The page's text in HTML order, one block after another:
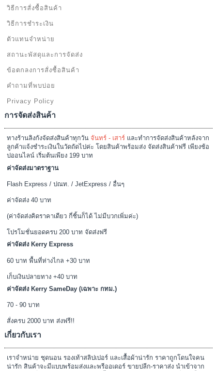
วิธีการสั่งซื้อสินค้า
วิธีการชำระเงิน
ตัวแทนจำหน่าย
สถานะพัสดุและการจัดส่ง
ข้อตกลงการสั่งซื้อสินค้า
คำถามที่พบบ่อย
Privacy Policy
การจัดส่งสินค้า
ทางร้านลิงกังจัดส่งสินค้าทุกวัน จันทร์ - เสาร์ และทำการจัดส่งสินค้าหลังจาก
ลูกค้าแจ้งชำระเงินในวัดถัดไปค่ะ โดยสินค้าพร้อมส่ง จัดส่งสินค้าฟรี เพียงช้อ
ปออนไลน์ เริ่มต้นเพียง 199 บาท
ค่าจัดส่งมาตราฐาน
Flash Express / ปณท. / JetExpress / อื่นๆ
ค่าจัดส่ง 40 บาท
(ค่าจัดส่งคิดราคาเดียว กี่ชิ้นก็ได้ ไม่มีบวกเพิ่มค่ะ)
โปรโมชั่นยอดครบ 200 บาท จัดส่งฟรี
ค่าจัดส่ง Kerry Express
60 บาท พื้นที่ห่างไกล +30 บาท
เก็บเงินปลายทาง +40 บาท
ค่าจัดส่ง Kerry SameDay (เฉพาะ กทม.)
70 - 90 บาท
สั่งครบ 2000 บาท ส่งฟรี!!
เกี่ยวกับเรา
เราจำหน่าย ชุดนอน รองเท้าสลิปเปอร์ และเสื้อผ้าน่ารัก ราคาถูกโดนใจคน
น่ารัก สินค้าจะมีแบบพร้อมส่งและพรีออเดอร์ ขายปลีก-ราคาส่ง นำเข้าจาก